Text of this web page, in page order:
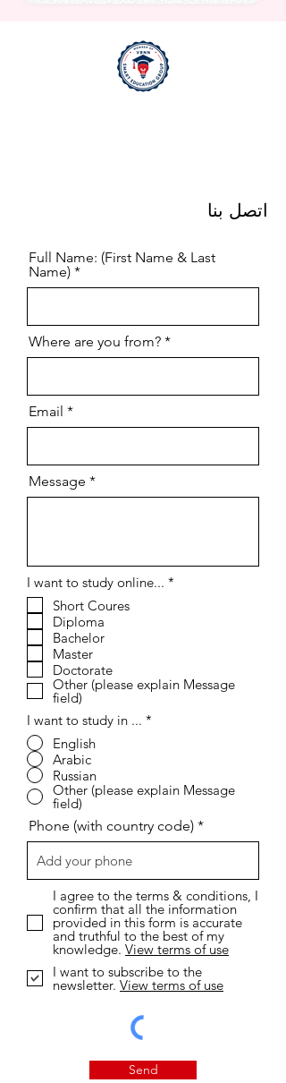
اتصل بنا
Full Name: (First Name & Last
Name)
Where are you from?
Email
Message
I want to study online... *
Short Coures
Diploma
Bachelor
Master
Doctorate
Other (please explain Message
field)
I want to study in ... *
English
Arabic
Russian
Other (please explain Message
field)
Phone (with country code)
I agree to the terms & conditions, I
confirm that all the information
provided in this form is accurate
and truthful to the best of my
knowledge. View terms of use
I want to subscribe to the
newsletter. View terms of use
Send